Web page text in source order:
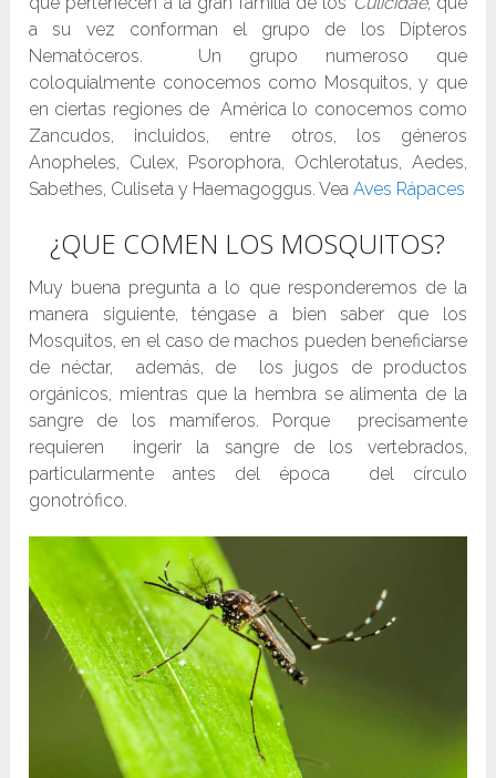
a su vez conforman el grupo de los Dípteros
Nematóceros. Un grupo numeroso que
coloquialmente conocemos como Mosquitos, y que
en ciertas regiones de América lo conocemos como
Zancudos, incluidos, entre otros, los géneros
Anopheles, Culex, Psorophora, Ochlerotatus, Aedes,
Sabethes, Culiseta y Haemagoggus. VeaAves Rápaces
¿QUE COMEN LOS MOSQUITOS?
Muy buena pregunta a lo que responderemos de la
manera siguiente, téngase a bien saber que los
Mosquitos, en el caso de machos pueden beneficiarse
de néctar, además, de los jugos de productos
orgánicos, mientras que la hembra se alimenta de la
sangre de los mamíferos. Porque precisamente
requieren ingerir la sangre de los vertebrados,
particularmente antes del época del círculo
gonotrófico.